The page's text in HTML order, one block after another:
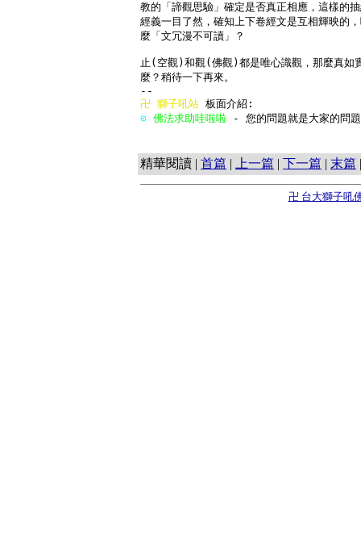
教的「諦觀思驗」確定是否真正相應，這樣的
經義一目了然，確知上下卷經文是互相輝映的
麼「文冗漫不可讀」？
止(空觀)和觀(佛觀)都是唯心識觀，那麼真如
麼？稍待一下再來。
卍 獅子吼站
⊙ 佛法求助哇啦啦 - 您的問題就是大
精華閱讀 | 首篇 | 上一篇 | 下一篇 | 末篇
卍 台大獅子吼